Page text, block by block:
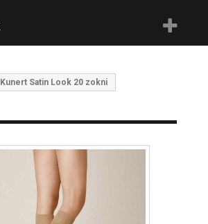
Kunert Satin Look 20 zokni